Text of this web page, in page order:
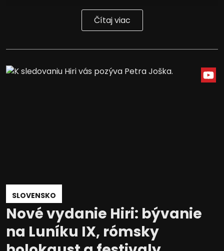
Čítaj viac
SLOVENSKO
Nové vydanie Hiri: bývanie
na Luníku IX, rómsky